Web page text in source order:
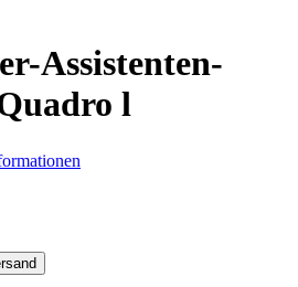
Assistenten-
l